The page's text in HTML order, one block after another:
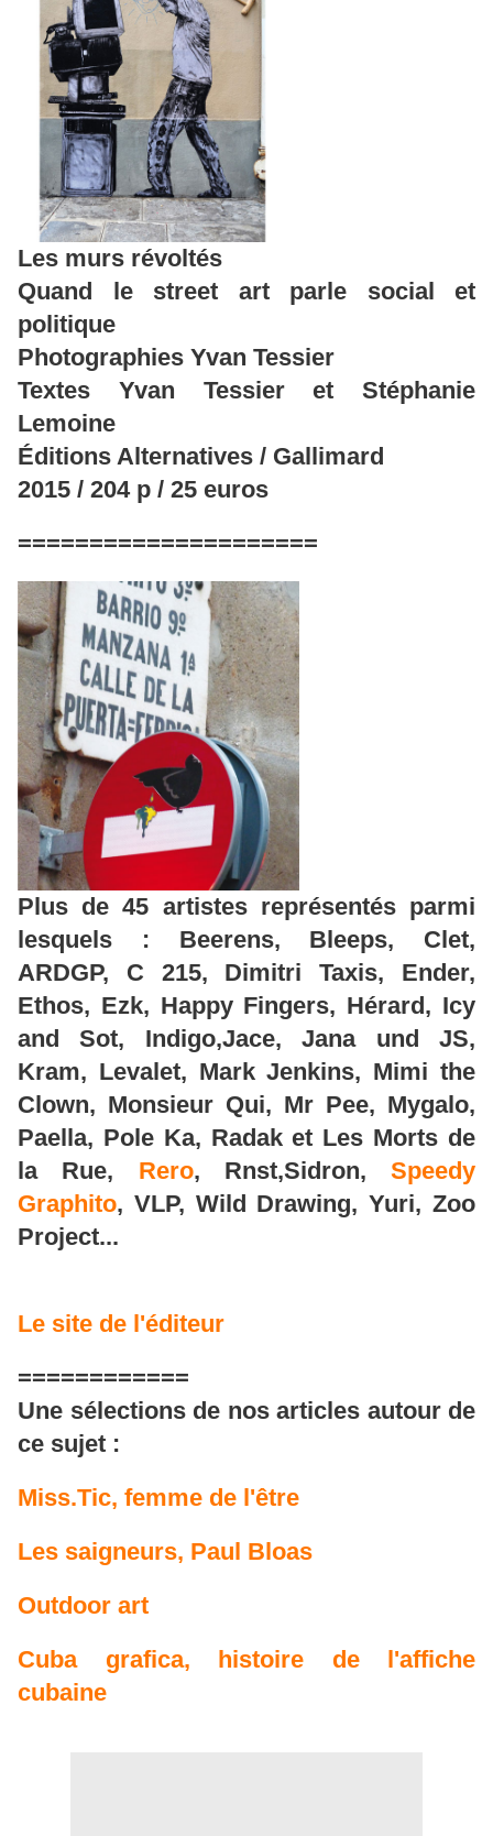
Les murs révoltés
Quand le street art parle social et
politique
Photographies Yvan Tessier
Textes Yvan Tessier et Stéphanie
Lemoine
Éditions Alternatives / Gallimard
2015 / 204 p / 25 euros
=====================
Plus de 45 artistes représentés parmi
lesquels : Beerens, Bleeps, Clet,
ARDGP, C 215, Dimitri Taxis, Ender,
Ethos, Ezk, Happy Fingers, Hérard, Icy
and Sot, Indigo,Jace, Jana und JS,
Kram, Levalet, Mark Jenkins, Mimi the
Clown, Monsieur Qui, Mr Pee, Mygalo,
Paella, Pole Ka, Radak et Les Morts de
la Rue, Rero, Rnst,Sidron, Speedy
Graphito, VLP, Wild Drawing, Yuri, Zoo
Project...
Le site de l'éditeur
============
Une sélections de nos articles autour de
ce sujet :
Miss.Tic, femme de l'être
Les saigneurs, Paul Bloas
Outdoor art
Cuba grafica, histoire de l'affiche
cubaine